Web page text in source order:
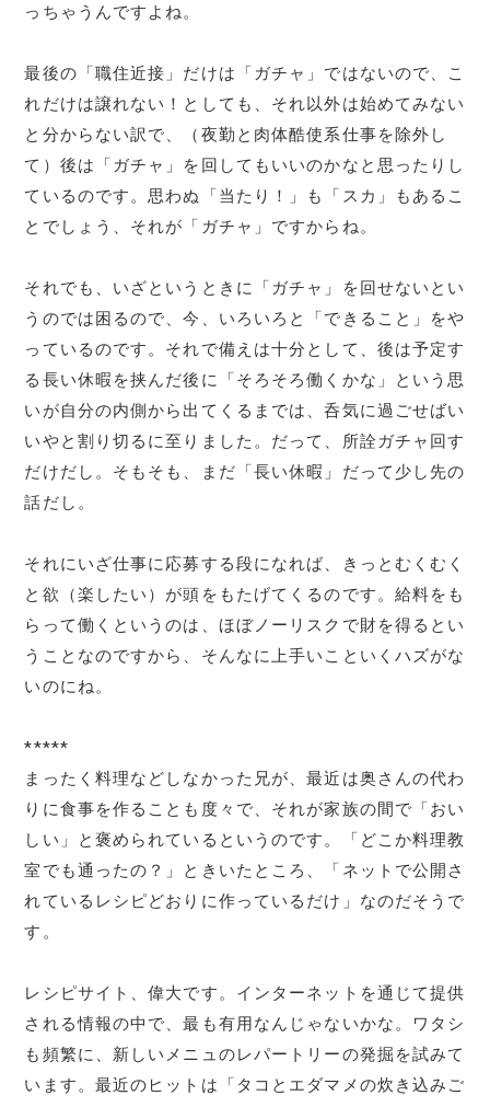
っちゃうんですよね。
最後の「職住近接」だけは「ガチャ」ではないので、こ
れだけは譲れない！としても、それ以外は始めてみない
と分からない訳で、（夜勤と肉体酷使系仕事を除外し
て）後は「ガチャ」を回してもいいのかなと思ったりし
ているのです。思わぬ「当たり！」も「スカ」もあるこ
とでしょう、それが「ガチャ」ですからね。
それでも、いざというときに「ガチャ」を回せないとい
うのでは困るので、今、いろいろと「できること」をや
っているのです。それで備えは十分として、後は予定す
る長い休暇を挟んだ後に「そろそろ働くかな」という思
いが自分の内側から出てくるまでは、呑気に過ごせばい
いやと割り切るに至りました。だって、所詮ガチャ回す
だけだし。そもそも、まだ「長い休暇」だって少し先の
話だし。
それにいざ仕事に応募する段になれば、きっとむくむく
と欲（楽したい）が頭をもたげてくるのです。給料をも
らって働くというのは、ほぼノーリスクで財を得るとい
うことなのですから、そんなに上手いこといくハズがな
いのにね。
*****
まったく料理などしなかった兄が、最近は奥さんの代わ
りに食事を作ることも度々で、それが家族の間で「おい
しい」と褒められているというのです。「どこか料理教
室でも通ったの？」ときいたところ、「ネットで公開さ
れているレシピどおりに作っているだけ」なのだそうで
す。
レシピサイト、偉大です。インターネットを通じて提供
される情報の中で、最も有用なんじゃないかな。ワタシ
も頻繁に、新しいメニュのレパートリーの発掘を試みて
います。最近のヒットは「タコとエダマメの炊き込みご